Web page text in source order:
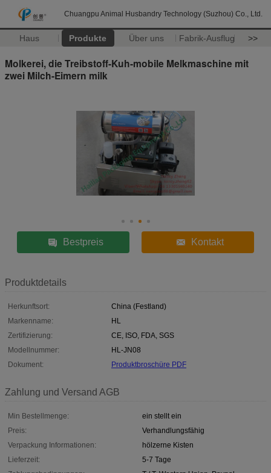
Chuangpu Animal Husbandry Technology (Suzhou) Co., Ltd.
Haus Produkte Über uns Fabrik-Ausflug >>
Molkerei, die Treibstoff-Kuh-mobile Melkmaschine mit
zwei Milch-Eimern milk
Bestpreis Kontakt
Produktdetails
Herkunftsort:
China (Festland)
Markenname:
HL
Zertifizierung:
CE, ISO, FDA, SGS
Modellnummer:
HL-JN08
Dokument:
Produktbroschüre PDF
Zahlung und Versand AGB
Min Bestellmenge:
ein stellt ein
Preis:
Verhandlungsfähig
Verpackung Informationen:
hölzerne Kisten
Lieferzeit:
5-7 Tage